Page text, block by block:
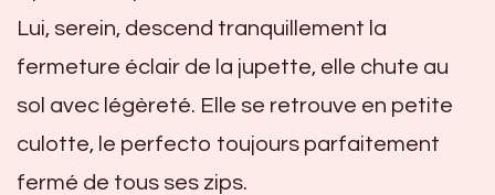
Lui, serein, descend tranquillement la
fermeture éclair de la jupette, elle chute au
sol avec légèreté. Elle se retrouve en petite
culotte, le perfecto toujours parfaitement
fermé de tous ses zips.